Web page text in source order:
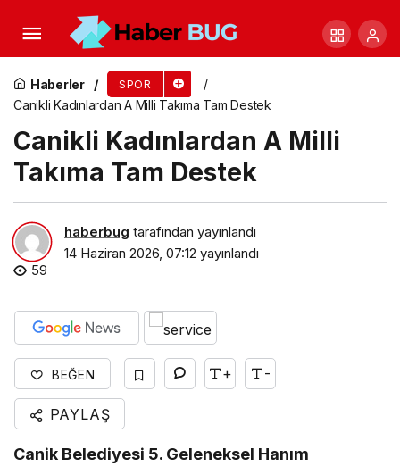
Haberler SPOR
Canikli Kadınlardan A Milli Takıma Tam Destek
Canikli Kadınlardan A Milli
Takıma Tam Destek
haberbug tarafından yayınlandı
14 Haziran 2026, 07:12 yayınlandı
59
BEĞEN + -
PAYLAŞ
Canik Belediyesi 5. Geleneksel Hanım
Milli İrade’de tek ses, tek yürek olduk